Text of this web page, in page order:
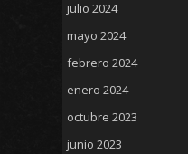
julio 2024
mayo 2024
febrero 2024
enero 2024
octubre 2023
junio 2023